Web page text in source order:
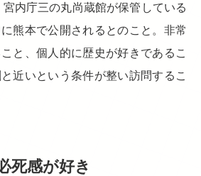
内庁三の丸尚蔵館が保管している
熊本で公開されるとのこと。非常
と、個人的に歴史が好きであるこ
近いという条件が整い訪問するこ
死感が好き